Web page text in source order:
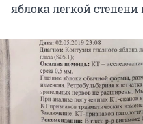
яблока легкой